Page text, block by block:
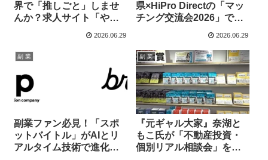
界で「推しごと」しませ
んか？求人サイト「やさ
2026.06.29
県×HiPro Directの「マッ
チング交流会2026」で地
2026.06.29
副 業
副業ファン必見！「スポ
ットバイトル」がAIとリ
アルタイム技術で進化！
副 業
『元ギャル大家』奈湖と
もこ氏が「不動産投資・
個別リアル相談会」を人